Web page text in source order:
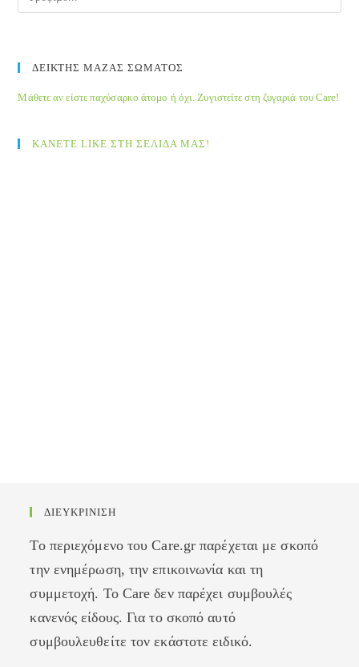
ΔΕΙΚΤΗΣ ΜΑΖΑΣ ΣΩΜΑΤΟΣ
Μάθετε αν είστε παχύσαρκο άτομο ή όχι. Ζυγιστείτε στη ζυγαριά του Care!
ΚΑΝΕΤΕ LIKE ΣΤΗ ΣΕΛΙΔΑ ΜΑΣ!
ΔΙΕΥΚΡΙΝΙΣΗ
Το περιεχόμενο του Care.gr παρέχεται με σκοπό
την ενημέρωση, την επικοινωνία και τη
συμμετοχή. Το Care δεν παρέχει συμβουλές
κανενός είδους. Για το σκοπό αυτό
συμβουλευθείτε τον εκάστοτε ειδικό.